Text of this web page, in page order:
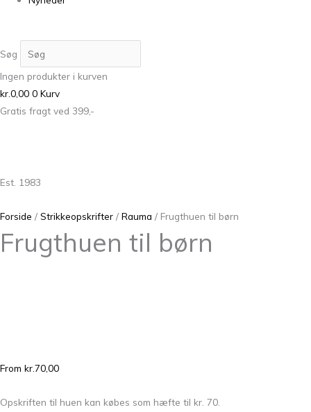
Søg
Ingen produkter i kurven
kr.0,00 0 Kurv
Gratis fragt ved 399,-
Est. 1983
Forside / Strikkeopskrifter / Rauma / Frugthuen til børn
Frugthuen til børn
From kr.70,00
Opskriften til huen kan købes som hæfte til kr. 70.